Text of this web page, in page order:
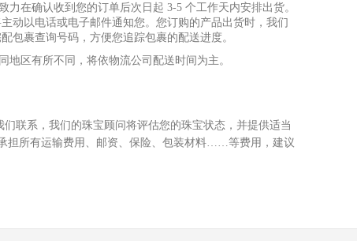
⼒在确认收到您的订单后次 ⽇ 起 3-5 个⼯作天内安排出货。
动以电话或电⼦邮件通知您。您订购的产品出货时，我们
包裹查询号码， ⽅便您追踪包裹的配送进度。
地区有所不同，将依物流公司配送时间为主。
联系，我们的珠宝顾问将评估您的珠宝状态，并提供适当
担所有运输费⽤ 、邮资、保险、包装材料……等费⽤ ，建议